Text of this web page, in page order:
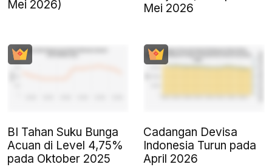
Mei 2026)
Mei 2026
BI Tahan Suku Bunga
Acuan di Level 4,75%
pada Oktober 2025
Cadangan Devisa
Indonesia Turun pada
April 2026